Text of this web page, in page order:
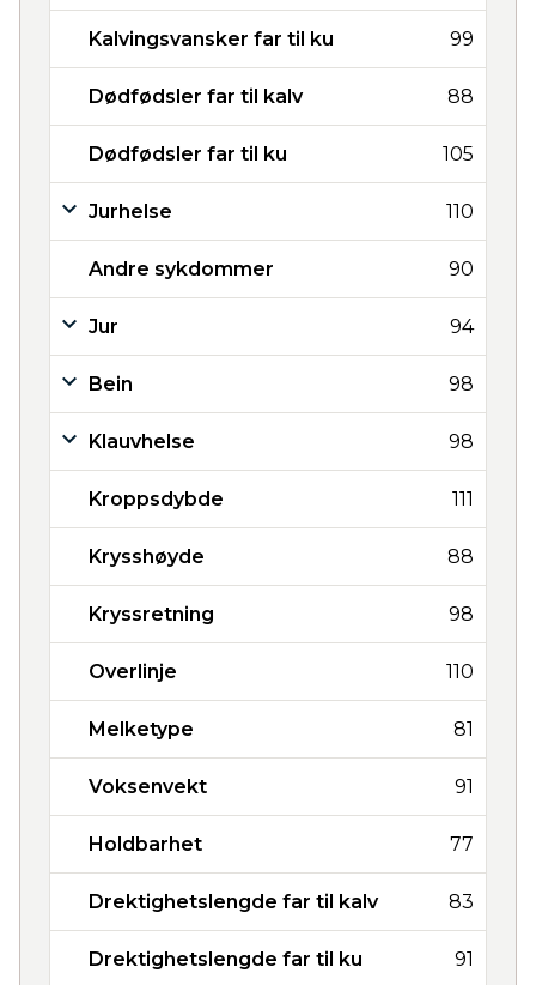
Kalvingsvansker far til ku 99
Dødfødsler far til kalv 88
Dødfødsler far til ku 105
Jurhelse 110
Andre sykdommer 90
Jur 94
Bein 98
Klauvhelse 98
Kroppsdybde 111
Krysshøyde 88
Kryssretning 98
Overlinje 110
Melketype 81
Voksenvekt 91
Holdbarhet 77
Drektighetslengde far til kalv 83
Drektighetslengde far til ku 91